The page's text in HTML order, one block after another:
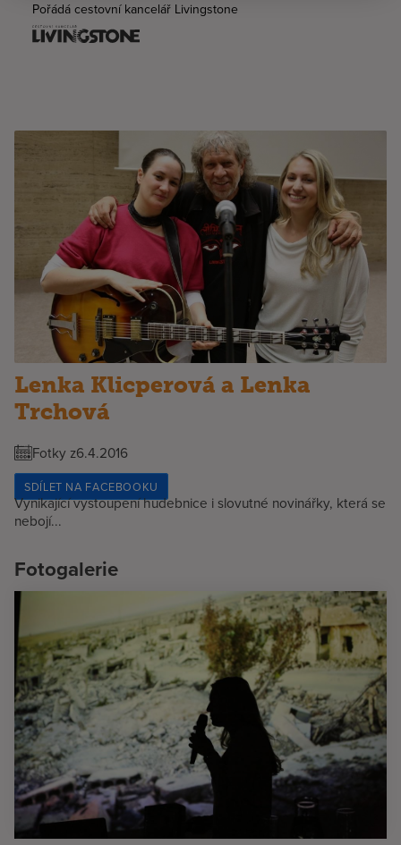
Pořádá cestovní kancelář Livingstone
Lenka Klicperová a Lenka
Trchová
Fotky z6.4.2016
SDÍLET NA FACEBOOKU
Vynikající vystoupení hudebnice i slovutné novinářky, která se
nebojí...
Fotogalerie